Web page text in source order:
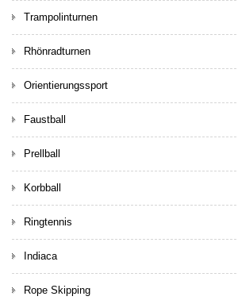
Trampolinturnen
Rhönradturnen
Orientierungssport
Faustball
Prellball
Korbball
Ringtennis
Indiaca
Rope Skipping